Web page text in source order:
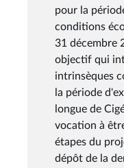
pour la
conditions
31 décembre
objectif qui
intrinsèques
la période
longue de
vocation à
étapes du
dépôt de la